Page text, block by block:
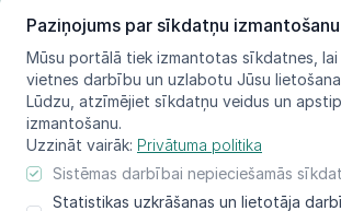
Paziņojums par sīkdatņu izmantošanu
Mūsu portālā tiek izmantotas sīkdatnes,
vietnes darbību un uzlabotu Jūsu
Lūdzu, atzīmējiet sīkdatņu veidus un
izmantošanu.
Uzzināt vairāk: Privātuma politika
Sistēmas darbībai nepieciešamās
Statistikas uzkrāšanas un lietotāja
Sūtīt ziņu
© LIFE FOR SPECIES, 2021 - 2025
Informācija atspoguļo tikai projekta LIFE FOR